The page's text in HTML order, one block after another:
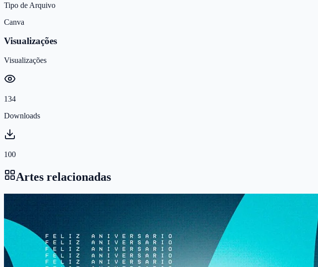
Tipo de Arquivo
Canva
Visualizações
Visualizações
134
Downloads
100
Artes relacionadas